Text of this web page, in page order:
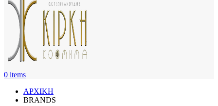
0 items
ΑΡΧΙΚΗ
BRANDS